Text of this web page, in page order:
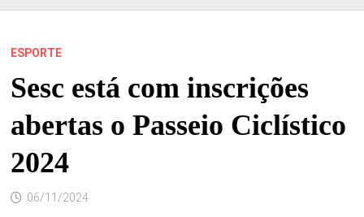
ESPORTE
Sesc está com inscrições
abertas o Passeio Ciclístico
2024
06/11/2024